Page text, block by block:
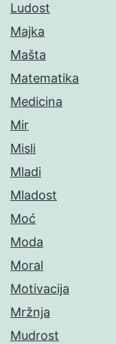
Ludost
Majka
Mašta
Matematika
Medicina
Mir
Misli
Mladi
Mladost
Moć
Moda
Moral
Motivacija
Mržnja
Mudrost